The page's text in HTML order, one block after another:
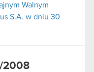
Walnym
S.A. w dniu 30
2008